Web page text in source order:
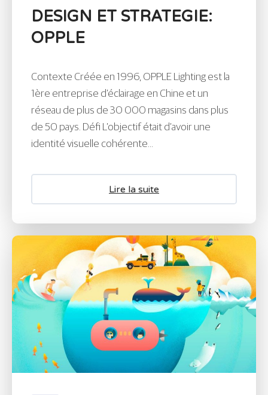
DESIGN ET STRATEGIE:
OPPLE
Contexte Créée en 1996, OPPLE Lighting est la
1ère entreprise d’éclairage en Chine et un
réseau de plus de 30 000 magasins dans plus
de 50 pays. Défi L’objectif était d’avoir une
identité visuelle cohérente...
Lire la suite